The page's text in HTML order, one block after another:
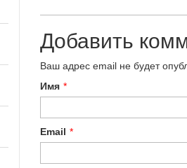
Добавить
Ваш адрес email не будет
Имя *
Email *